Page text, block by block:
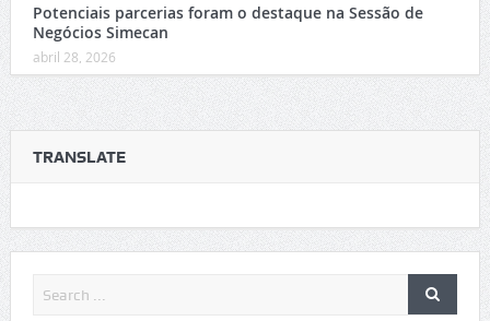
Potenciais parcerias foram o destaque na Sessão de
Negócios Simecan
abril 28, 2026
TRANSLATE